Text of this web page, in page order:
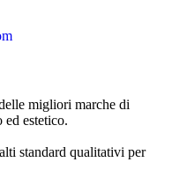
migliori marche di
ed estetico.
standard qualitativi per